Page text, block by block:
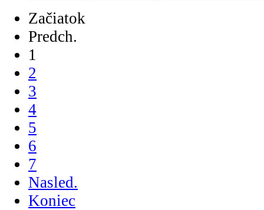
Začiatok
Predch.
1
2
3
4
5
6
7
Nasled.
Koniec